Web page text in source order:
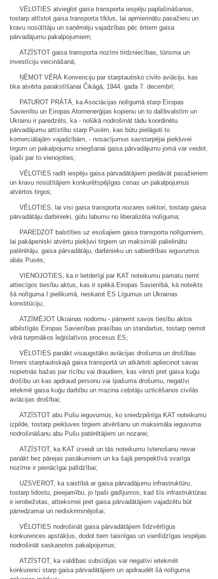
VĒLOTIES atvieglot gaisa transporta iespēju paplašināšanos,
tostarp attīstot gaisa transporta tīklus, lai apmierinātu pasažieru un
kravu nosūtītāju un saņēmēju vajadzības pēc ērtiem gaisa
pārvadājumu pakalpojumiem;
ATZĪSTOT gaisa transporta nozīmi tirdzniecības, tūrisma un
investīciju veicināšanā;
ŅĒMOT VĒRĀ Konvenciju par starptautisko civilo aviāciju, kas
tika atvērta parakstīšanai Čikāgā, 1944. gada 7. decembrī;
PATUROT PRĀTĀ, ka Asociācijas nolīgumā starp Eiropas
Savienību un Eiropas Atomenerģijas kopienu un to dalībvalstīm un
Ukrainu ir paredzēts, ka - nolūkā nodrošināt tādu koordinētu
pārvadājumu attīstību starp Pusēm, kas būtu pielāgoti to
komerciālajām vajadzībām, - nosacījumus savstarpējai piekļuvei
tirgum un pakalpojumu sniegšanai gaisa pārvadājumu jomā var veidot,
īpaši par to vienojoties;
VĒLOTIES radīt iespēju gaisa pārvadātājiem piedāvāt pasažieriem
un kravu nosūtītājiem konkurētspējīgas cenas un pakalpojumus
atvērtos tirgos;
VĒLOTIES, lai visi gaisa transporta nozares sektori, tostarp gaisa
pārvadātāju darbinieki, gūtu labumu no liberalizēta nolīguma;
PAREDZOT balstīties uz esošajiem gaisa transporta nolīgumiem,
lai pakāpeniski atvērtu piekļuvi tirgiem un maksimāli palielinātu
patērētāju, gaisa pārvadātāju, darbinieku un sabiedrības ieguvumus
abās Pusēs;
VIENOJOTIES, ka ir lietderīgi par KAT noteikumu pamatu ņemt
attiecīgos tiesību aktus, kas ir spēkā Eiropas Savienībā, kā noteikts
šā nolīguma I pielikumā, neskarot ES Līgumus un Ukrainas
konstitūciju;
ATZĪMĒJOT Ukrainas nodomu - pārņemt savos tiesību aktos
atbilstīgās Eiropas Savienības prasības un standartus, tostarp ņemot
vērā turpmākos leģislatīvos procesus ES;
VĒLOTIES panākt visaugstāko aviācijas drošuma un drošības
līmeni starptautiskajā gaisa transportā un atkārtoti apliecinot savas
nopietnās bažas par rīcību vai draudiem, kas vērsti pret gaisa kuģu
drošību un kas apdraud personu vai īpašuma drošumu, negatīvi
ietekmē gaisa kuģu darbību un mazina ceļotāju uzticēšanos civilās
aviācijas drošībai;
ATZĪSTOT abu Pušu ieguvumus, ko sniedzpilnīga KAT noteikumu
izpilde, tostarp piekļuves tirgiem atvēršanu un maksimāla ieguvuma
nodrošināšanu abu Pušu patērētājiem un nozarei;
ATZĪSTOT, ka KAT izveidi un tās noteikumu īstenošanu nevar
panākt bez pārejas pasākumiem un ka šajā perspektīvā svarīga
nozīme ir pienācīgai palīdzībai;
UZSVEROT, ka saistībā ar gaisa pārvadājumu infrastruktūru,
tostarp lidostu, pieejamību, jo īpaši gadījumos, kad šīs infrastruktūras
ir ierobežotas, attieksmei pret gaisa pārvadātājiem vajadzētu būt
pārredzamai un nediskriminējošai;
VĒLOTIES nodrošināt gaisa pārvadātājiem līdzvērtīgus
konkurences apstākļus, dodot tiem taisnīgas un vienlīdzīgas iespējas
nodrošināt saskaņotos pakalpojumus;
ATZĪSTOT, ka valdības subsīdijas var negatīvi ietekmēt
konkurenci starp gaisa pārvadātājiem un apdraudēt šā nolīguma